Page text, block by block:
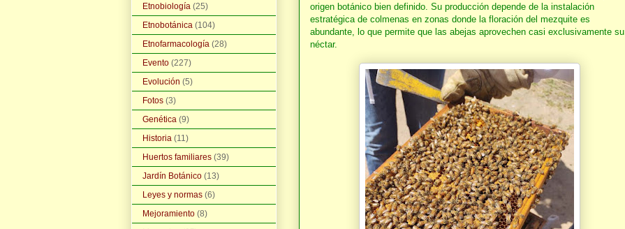
origen botánico bien definido. Su producción depende de la instalación
estratégica de colmenas en zonas donde la floración del mezquite es
abundante, lo que permite que las abejas aprovechen casi exclusivamente su
néctar.
Etnobiología (25)
Etnobotánica (104)
Etnofarmacología (28)
Evento (227)
Evolución (5)
Fotos (3)
Genética (9)
Historia (11)
Huertos familiares (39)
Jardín Botánico (13)
Leyes y normas (6)
Mejoramiento (8)